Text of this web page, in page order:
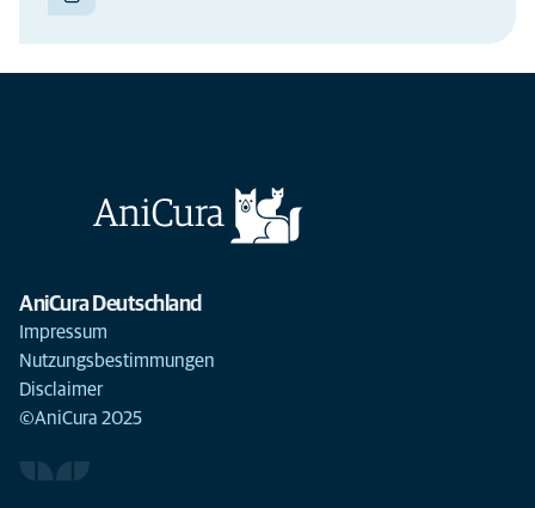
AniCura Deutschland
Impressum
Nutzungsbestimmungen
Disclaimer
©AniCura 2025